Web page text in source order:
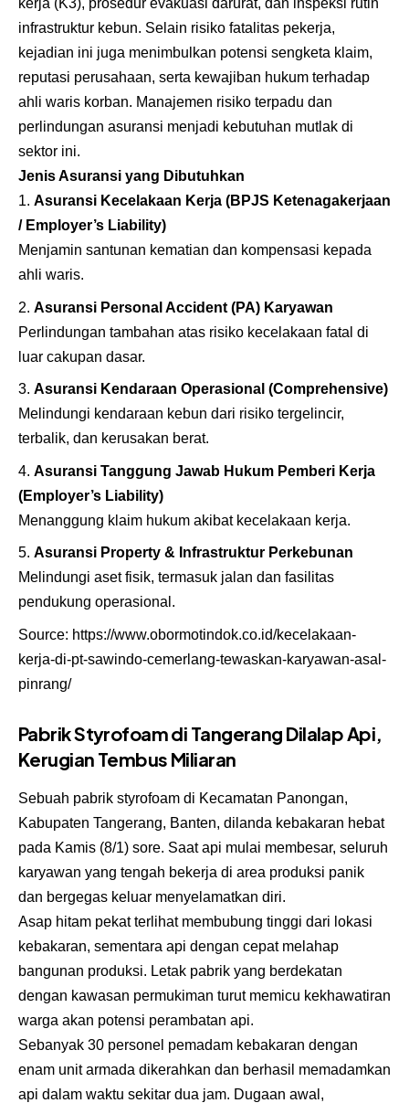
kerja (K3), prosedur evakuasi darurat, dan inspeksi rutin
infrastruktur kebun. Selain risiko fatalitas pekerja,
kejadian ini juga menimbulkan potensi sengketa klaim,
reputasi perusahaan, serta kewajiban hukum terhadap
ahli waris korban. Manajemen risiko terpadu dan
perlindungan asuransi menjadi kebutuhan mutlak di
sektor ini.
Jenis Asuransi yang Dibutuhkan
Asuransi Kecelakaan Kerja (BPJS Ketenagakerjaan
/ Employer’s Liability)
Menjamin santunan kematian dan kompensasi kepada
ahli waris.
Asuransi Personal Accident (PA) Karyawan
Perlindungan tambahan atas risiko kecelakaan fatal di
luar cakupan dasar.
Asuransi Kendaraan Operasional (Comprehensive)
Melindungi kendaraan kebun dari risiko tergelincir,
terbalik, dan kerusakan berat.
Asuransi Tanggung Jawab Hukum Pemberi Kerja
(Employer’s Liability)
Menanggung klaim hukum akibat kecelakaan kerja.
Asuransi Property & Infrastruktur Perkebunan
Melindungi aset fisik, termasuk jalan dan fasilitas
pendukung operasional.
Source: https://www.obormotindok.co.id/kecelakaan-
kerja-di-pt-sawindo-cemerlang-tewaskan-karyawan-asal-
pinrang/
Pabrik Styrofoam di Tangerang Dilalap Api,
Kerugian Tembus Miliaran
Sebuah pabrik styrofoam di Kecamatan Panongan,
Kabupaten Tangerang, Banten, dilanda kebakaran hebat
pada Kamis (8/1) sore. Saat api mulai membesar, seluruh
karyawan yang tengah bekerja di area produksi panik
dan bergegas keluar menyelamatkan diri.
Asap hitam pekat terlihat membubung tinggi dari lokasi
kebakaran, sementara api dengan cepat melahap
bangunan produksi. Letak pabrik yang berdekatan
dengan kawasan permukiman turut memicu kekhawatiran
warga akan potensi perambatan api.
Sebanyak 30 personel pemadam kebakaran dengan
enam unit armada dikerahkan dan berhasil memadamkan
api dalam waktu sekitar dua jam. Dugaan awal,